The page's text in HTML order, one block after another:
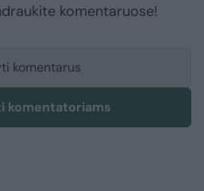
komentaruose!
komentarus
komentatoriams